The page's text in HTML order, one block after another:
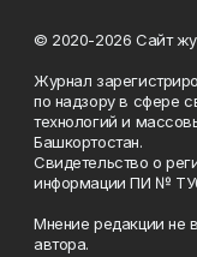
© 2020-2026 Сайт
Журнал
по надзору в сфере
технологий и
Башкортостан.
Свидетельство о
информации ПИ №
Мнение редакции не
автора.